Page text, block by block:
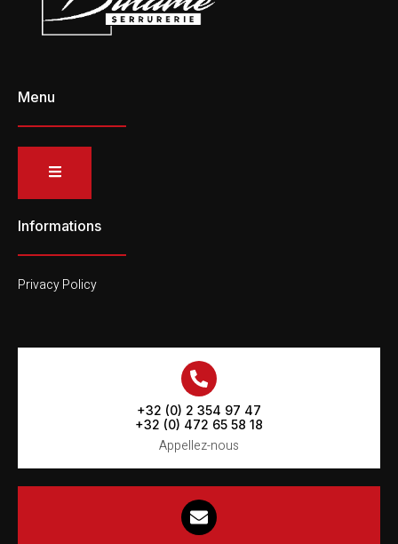
Menu
Informations
Privacy Policy
+32 (0) 2 354 97 47
+32 (0) 472 65 58 18
Appellez-nous